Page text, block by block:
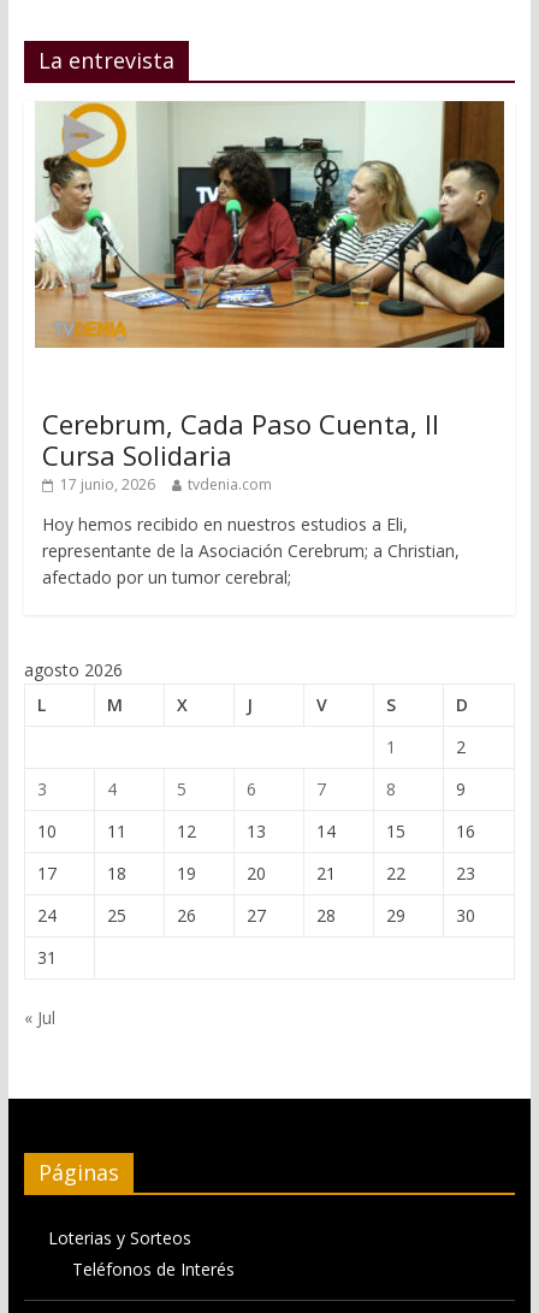
La entrevista
Cerebrum, Cada Paso Cuenta, II
Cursa Solidaria
17 junio, 2026 tvdenia.com
Hoy hemos recibido en nuestros estudios a Eli,
representante de la Asociación Cerebrum; a Christian,
afectado por un tumor cerebral;
agosto 2026
L
M X J V S
D
1
2
3
4 5 6 7 8
9
10
11 12 13 14 15
16
17
18 19 20 21 22
23
24
25 26 27 28 29
30
31
« Jul
Páginas
Loterias y Sorteos
Teléfonos de Interés